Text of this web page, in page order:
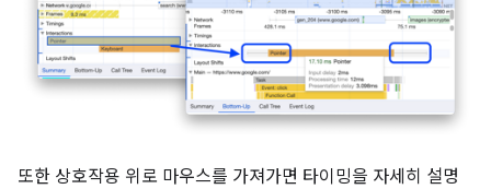
또한 상호작용 위로 마우스를 가져가면 타이밍을 자세히 설명